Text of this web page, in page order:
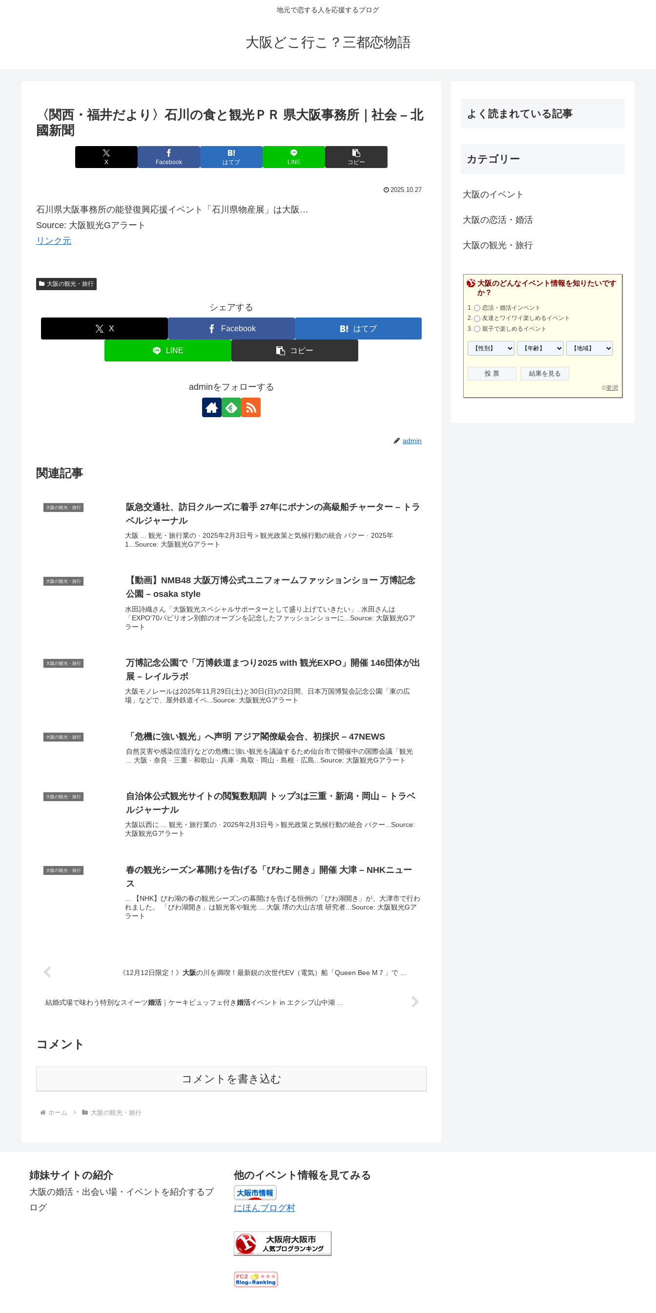
地元で恋する人を応援するブログ
大阪どこ行こ？三都恋物語
〈関西・福井だより〉石川の食と観光 ＰＲ 県大阪事務所｜社会 – 北
國新聞
X Facebook はてブ LINE コピー
2025.10.27
石川県大阪事務所の能登復興応援イベント「石川県物産展」は大阪…
Source: 大阪観光Gアラート
リンク元
大阪の観光・旅行
シェアする
X Facebook はてブ
LINE コピー
adminをフォローする
admin
関連記事
大阪の観光・旅行
阪急交通社、訪日クルーズに着手 27年にポナンの高級船チャーター – トラ
ベルジャーナル
大阪 ... 観光・旅行業の · 2025年2月3日号＞観光政策と気候行動の統合 バクー · 2025年
1...Source: 大阪観光Gアラート
大阪の観光・旅行 【動画】NMB48 大阪万博公式ユニフォームファッションショー 万博記念
公園 – osaka style
水田詩織さん「大阪観光スペシャルサポーターとして盛り上げていきたい」. 水田さんは
「EXPO'70パビリオン別館のオープンを記念したファッションショーに...Source: 大阪観光Gア
ラート
大阪の観光・旅行 万博記念公園で「万博鉄道まつり2025 with観光EXPO」開催 146団体が出
展 – レイルラボ
大阪モノレールは2025年11月29日(土)と30日(日)の2日間、日本万国博覧会記念公園「東の広
場」などで、屋外鉄道イベ...Source: 大阪観光Gアラート
大阪の観光・旅行 「危機に強い観光 」へ声明 アジア閣僚級会合、初採択 – 47NEWS
自然災害や感染症流行などの危機に強い観光を議論するため仙台市で開催中の国際会議「観光
... 大阪 · 奈良 · 三重 · 和歌山 · 兵庫 · 鳥取 · 岡山 · 島根 · 広島...Source: 大阪観光Gアラート
大阪の観光・旅行 自治体公式観光サイトの閲覧数順調 トップ3は三重・新潟・岡山 – トラベ
ルジャーナル
大阪以西に ... 観光・旅行業の · 2025年2月3日号＞観光政策と気候行動の統合 バクー...Source:
大阪観光Gアラート
大阪の観光・旅行 春の観光シーズン幕開けを告げる「びわこ開き」開催 大津 – NHKニュー
ス
... 【NHK】びわ湖の春の観光シーズンの幕開けを告げる恒例の「びわ湖開き」が、大津市で行わ
れました。 「びわ湖開き」は観光客や観光 ... 大阪 堺の大山古墳 研究者...Source: 大阪観光Gア
ラート
《12月12日限定！》 大阪の川を満喫！最新鋭の次世代EV（電気）船「Queen Bee M７」で …
結婚式場で味わう特別なスイーツ婚活｜ケーキビュッフェ付き婚活イベント in エクシブ山中湖 …
コメント
コメントを書き込む
ホーム 大阪の観光・旅行
よく読まれている記事
カテゴリー
大阪のイベント
大阪の恋活・婚活
大阪の観光・旅行
大阪のどんなイベント情報を知りたいです
か？
恋活・婚活インベント
友達とワイワイ楽しめるイベント
親子で楽しめるイベント
©要潤
姉妹サイトの紹介
大阪の婚活・出会い場・イベントを紹介するブ
ログ
他のイベント情報を見てみる
にほんブログ村